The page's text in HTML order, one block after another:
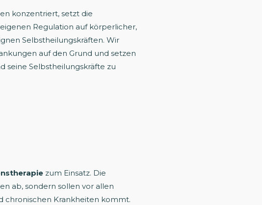
konzentriert, setzt die
Regulation auf körperlicher,
Selbstheilungskräften. Wir
auf den Grund und setzen
seine Selbstheilungskräfte zu
zum Einsatz. Die
ab, sondern sollen vor allen
chronischen Krankheiten kommt.